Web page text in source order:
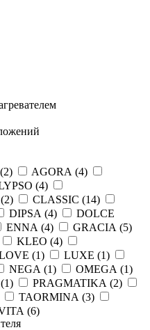
2) AGORA (4)
(4)
2) CLASSIC (14)
DIPSA (4)
DOLCE
ENNA (4) GRACIA (5)
KLEO (4)
(1) LUXE (1)
NEGA (1) OMEGA (1)
1) PRAGMATIKA (2)
TAORMINA (3)
(6)